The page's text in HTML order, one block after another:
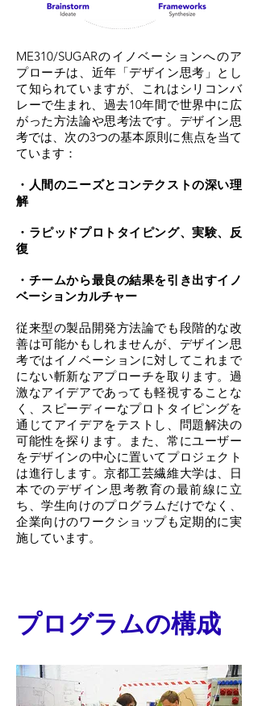
ME310/SUGARのイノベーションへのア
プローチは、近年「デザイン思考」とし
て知られていますが、これはシリコンバ
レーで生まれ、過去10年間で世界中に広
がった方法論や思考法です。デザイン思
考では、次の3つの基本原則に焦点を当て
ています：
・人間のニーズとコンテクストの深い理
解
・ラピッドプロトタイピング、実験、反
復
・チームから最良の結果を引き出すイノ
ベーションカルチャー
従来型の製品開発方法論でも段階的な改
善は可能かもしれませんが、デザイン思
考ではイノベーションに対してこれまで
にない斬新なアプローチを取ります。過
激なアイデアであっても軽視することな
く、スピーディーなプロトタイピングを
通じてアイデアをテストし、問題解決の
可能性を探ります。また、常にユーザー
をデザインの中心に置いてプロジェクト
は進行します。京都工芸繊維大学は、日
本でのデザイン思考教育の最前線に立
ち、学生向けのプログラムだけでなく、
企業向けのワークショップも定期的に実
施しています。
プログラムの構成